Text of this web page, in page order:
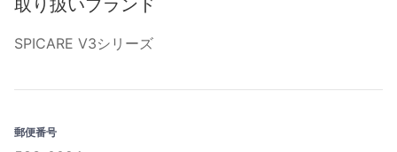
取り扱いブランド
SPICARE V3シリーズ
郵便番号